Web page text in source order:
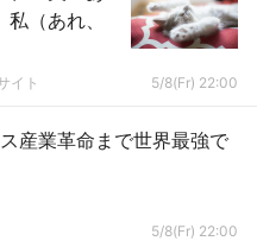
（あれ、
イト 5/8(Fr) 22:00
産業革命まで世界最強で
5/8(Fr) 22:00